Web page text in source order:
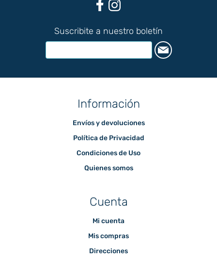
Suscribite a nuestro boletín
Información
Envíos y devoluciones
Política de Privacidad
Condiciones de Uso
Quienes somos
Cuenta
Mi cuenta
Mis compras
Direcciones